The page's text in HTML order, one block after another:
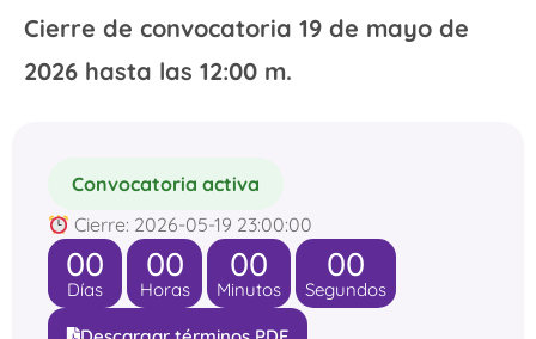
Cierre de convocatoria 19 de mayo de
2026 hasta las 12:00 m.
Convocatoria activa
Cierre: 2026-05-19 23:00:00
00
Días
00
Horas
00
Minutos
00
Segundos